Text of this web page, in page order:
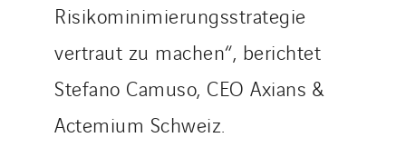
Risikominimierungsstrategie
vertraut zu machen“, berichtet
Stefano Camuso, CEO Axians &
Actemium Schweiz.